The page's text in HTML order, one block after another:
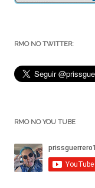
RMO NO TWITTER:
RMO NO YOU TUBE